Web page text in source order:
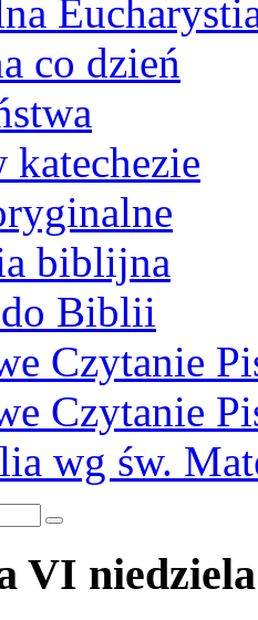
co dzień
biblijna
Biblii
Czytanie
Czytanie
wg św.
VI niedziela